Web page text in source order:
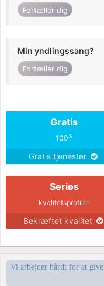
Fortæller dig
Min yndlingssang?
Fortæller dig
Gratis
100%
Gratis tjenester
Seriøs
kvalitetsprofiler
Bekræftet kvalitet
Vi arbejder hårdt for at